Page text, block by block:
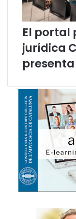
e
i
a
ú
i
p
e
r
a
l
'
A
d
v
o
c
El portal
jurídica
presenta